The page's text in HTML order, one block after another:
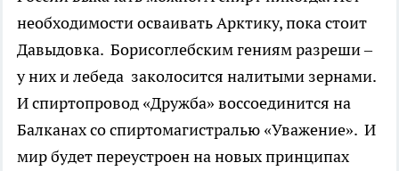
необходимости осваивать Арктику, пока стоит
Давыдовка. Борисоглебским гениям разреши –
у них и лебеда заколосится налитыми зернами.
И спиртопровод «Дружба» воссоединится на
Балканах со спиртомагистралью «Уважение». И
мир будет переустроен на новых принципах